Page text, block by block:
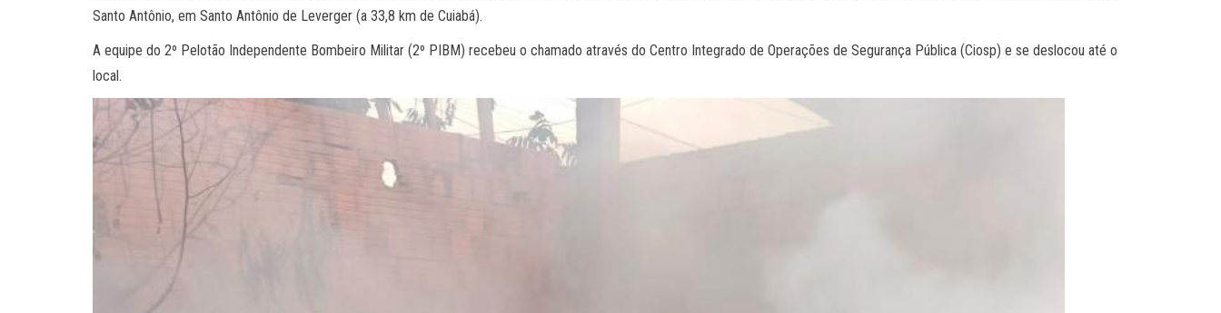
Santo Antônio, em Santo Antônio de Leverger (a 33,8 km de Cuiabá).
A equipe do 2º Pelotão Independente Bombeiro Militar (2º PIBM) recebeu o chamado através do Centro Integrado de Operações de Segurança Pública (Ciosp) e se deslocou até o
local.